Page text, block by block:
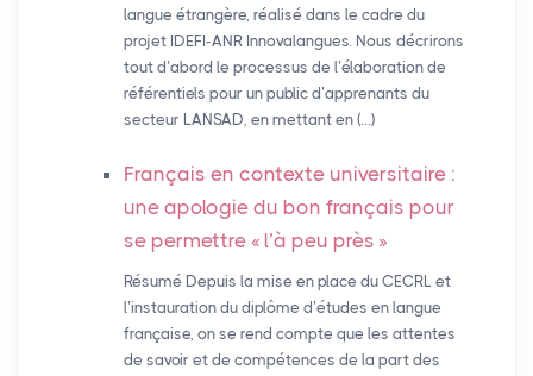
langue étrangère, réalisé dans le cadre du
projet IDEFI-ANR Innovalangues. Nous décrirons
tout d’abord le processus de l’élaboration de
référentiels pour un public d’apprenants du
secteur LANSAD, en mettant en (…)
Français en contexte universitaire :
une apologie du bon français pour
se permettre « l’à peu près »
Résumé Depuis la mise en place du CECRL et
l’instauration du diplôme d’études en langue
française, on se rend compte que les attentes
de savoir et de compétences de la part des